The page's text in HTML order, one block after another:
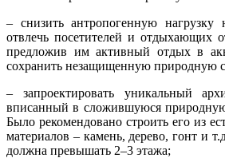
– снизить антропогенную
отвлечь посетителей и отдыхающих
предложив им активный отдых в
сохранить незащищенную природную
– запроектировать уникальный
вписанный в сложившуюся
Было рекомендовано строить его из
материалов – камень, дерево, гонт и
должна превышать 2–3 этажа;